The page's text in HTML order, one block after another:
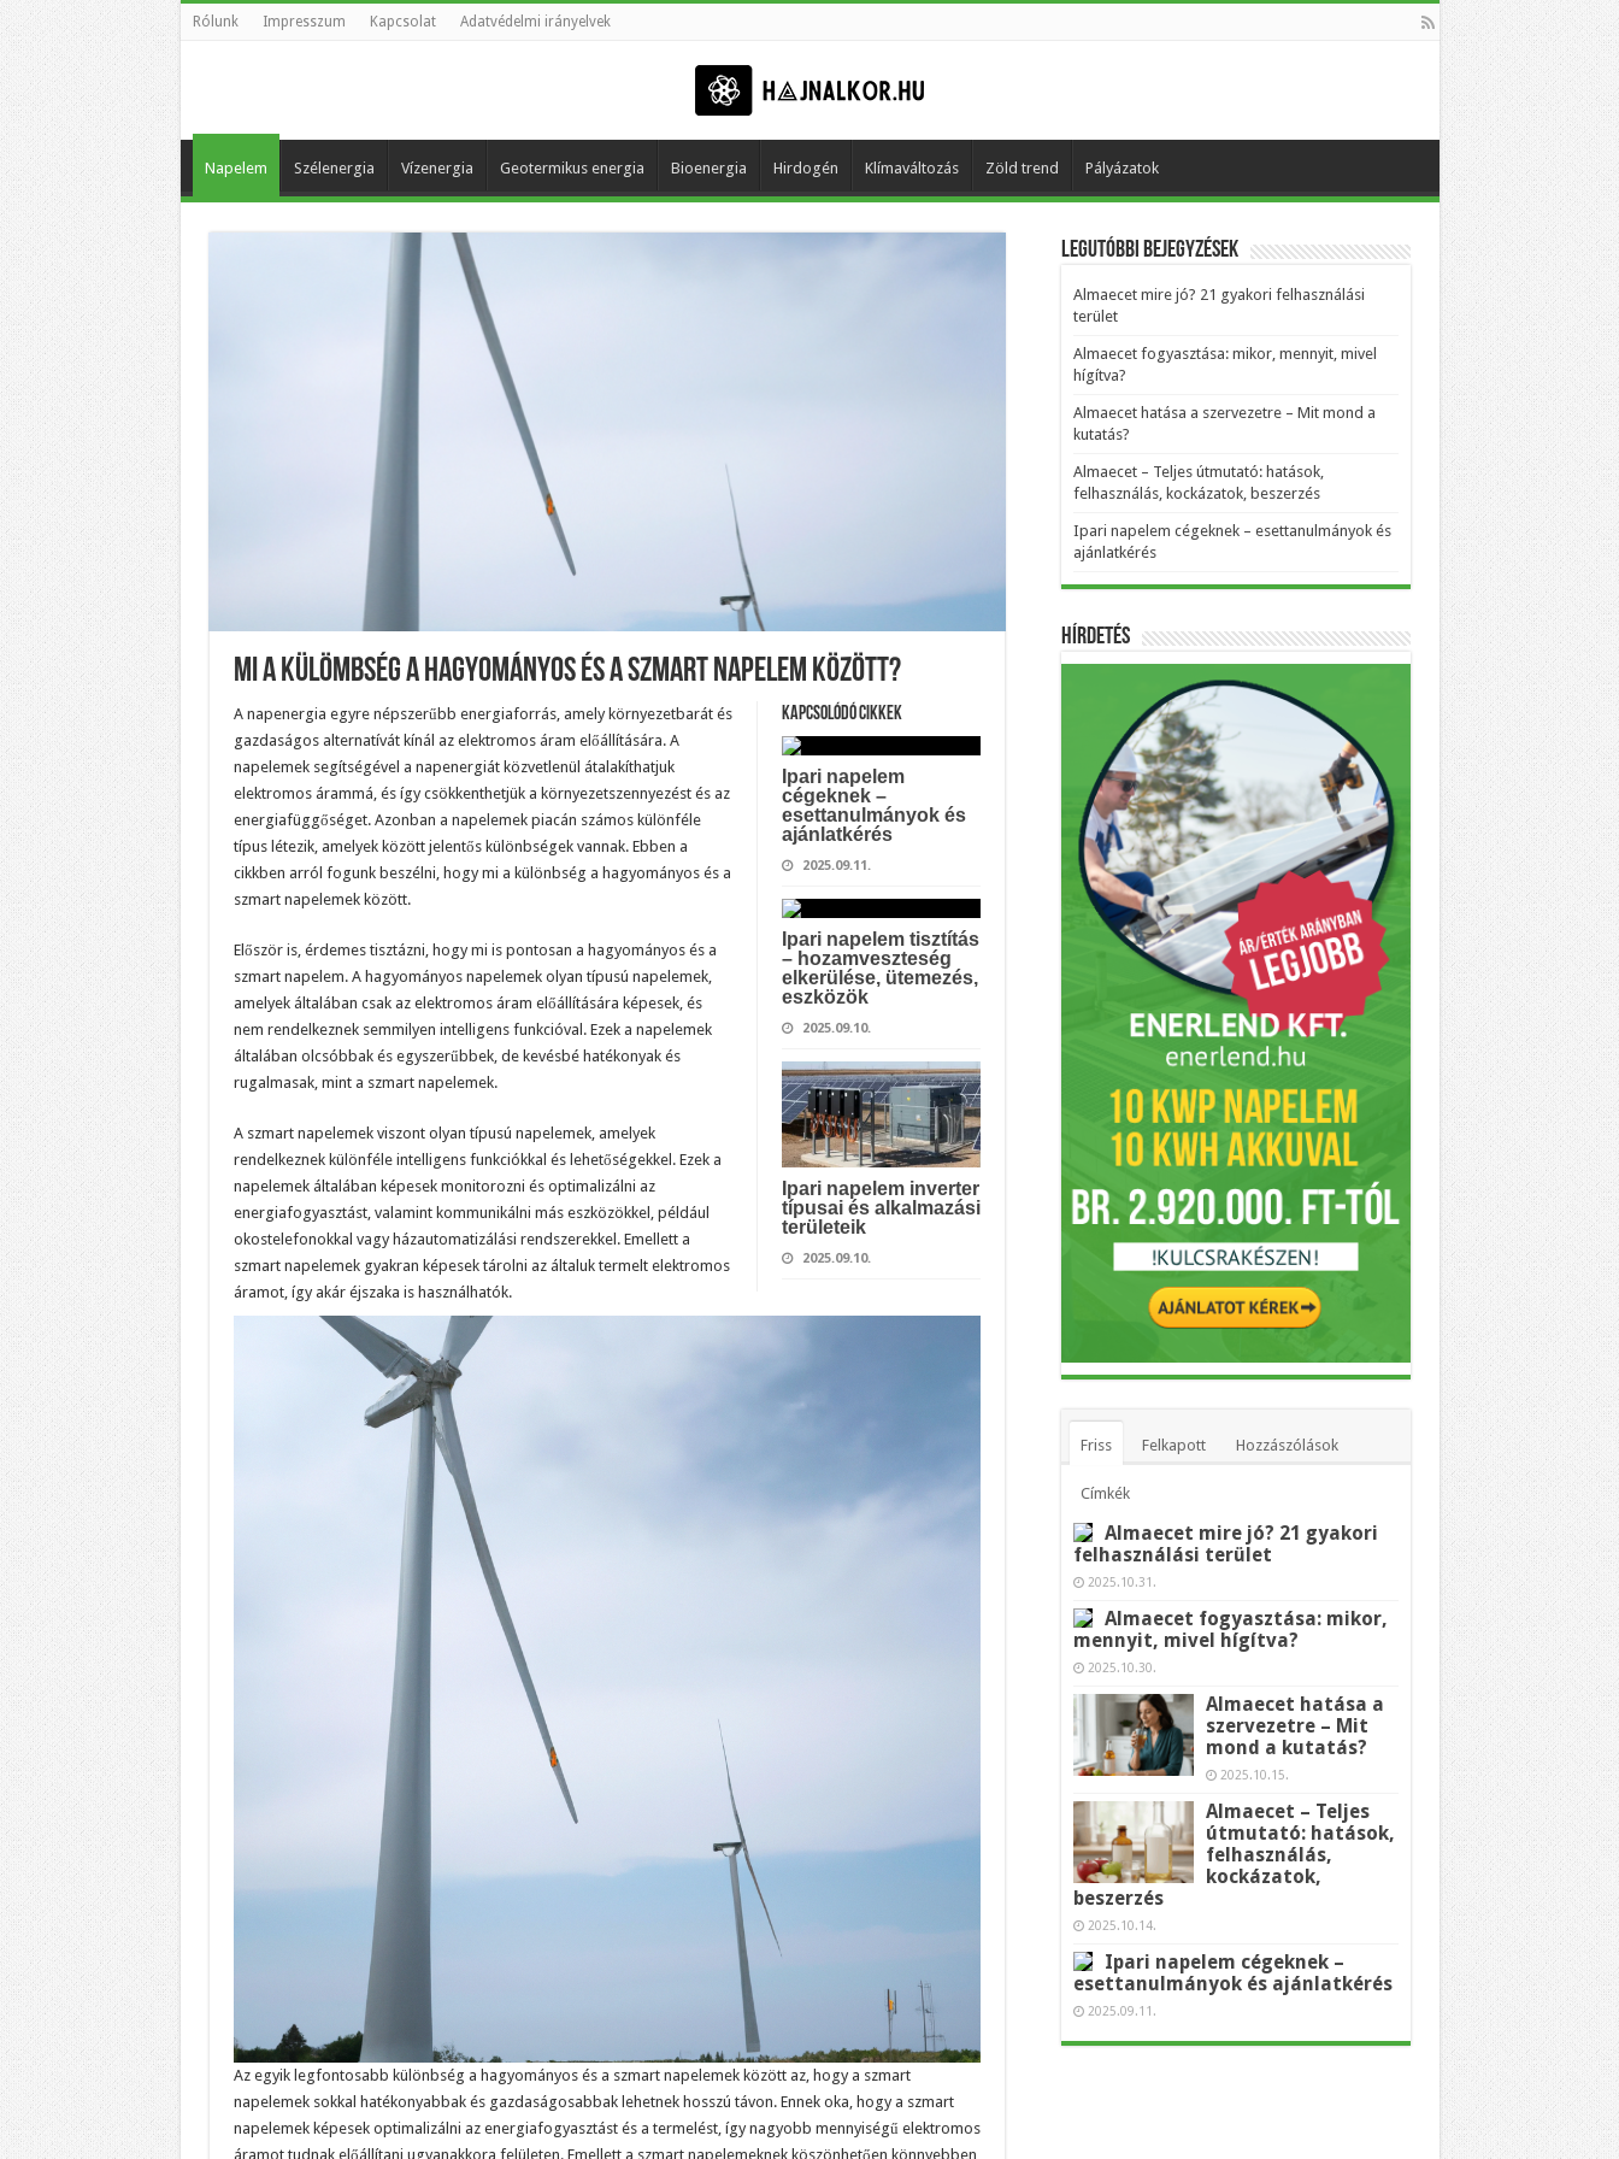
Rólunk Impresszum Kapcsolat Adatvédelmi irányelvek
Napelem Szélenergia Vízenergia Geotermikus energia Bioenergia Hirdogén Klímaváltozás Zöld trend Pályázatok
Mi A Külömbség A Hagyományos És A Szmart Napelem Között?
Kapcsolódó cikkek
Ipari napelem
cégeknek –
esettanulmányok és
ajánlatkérés
2025.09.11.
Ipari napelem tisztítás
– hozamveszteség
elkerülése, ütemezés,
eszközök
2025.09.10.
Ipari napelem inverter
típusai és alkalmazási
területeik
2025.09.10.
A napenergia egyre népszerűbb energiaforrás, amely környezetbarát és
gazdaságos alternatívát kínál az elektromos áram előállítására. A
napelemek segítségével a napenergiát közvetlenül átalakíthatjuk
elektromos árammá, és így csökkenthetjük a környezetszennyezést és az
energiafüggőséget. Azonban a napelemek piacán számos különféle
típus létezik, amelyek között jelentős különbségek vannak. Ebben a
cikkben arról fogunk beszélni, hogy mi a különbség a hagyományos és a
szmart napelemek között.
Először is, érdemes tisztázni, hogy mi is pontosan a hagyományos és a
szmart napelem. A hagyományos napelemek olyan típusú napelemek,
amelyek általában csak az elektromos áram előállítására képesek, és
nem rendelkeznek semmilyen intelligens funkcióval. Ezek a napelemek
általában olcsóbbak és egyszerűbbek, de kevésbé hatékonyak és
rugalmasak, mint a szmart napelemek.
A szmart napelemek viszont olyan típusú napelemek, amelyek
rendelkeznek különféle intelligens funkciókkal és lehetőségekkel. Ezek a
napelemek általában képesek monitorozni és optimalizálni az
energiafogyasztást, valamint kommunikálni más eszközökkel, például
okostelefonokkal vagy házautomatizálási rendszerekkel. Emellett a
szmart napelemek gyakran képesek tárolni az általuk termelt elektromos
áramot, így akár éjszaka is használhatók.
Az egyik legfontosabb különbség a hagyományos és a szmart napelemek között az, hogy a szmart
napelemek sokkal hatékonyabbak és gazdaságosabbak lehetnek hosszú távon. Ennek oka, hogy a szmart
napelemek képesek optimalizálni az energiafogyasztást és a termelést, így nagyobb mennyiségű elektromos
áramot tudnak előállítani ugyanakkora felületen. Emellett a szmart napelemeknek köszönhetően könnyebben
Legutóbbi bejegyzések
Almaecet mire jó? 21 gyakori felhasználási
terület
Almaecet fogyasztása: mikor, mennyit, mivel
hígítva?
Almaecet hatása a szervezetre – Mit mond a
kutatás?
Almaecet – Teljes útmutató: hatások,
felhasználás, kockázatok, beszerzés
Ipari napelem cégeknek – esettanulmányok és
ajánlatkérés
Hírdetés
Friss Felkapott Hozzászólások
Címkék
Almaecet mire jó? 21 gyakori
felhasználási terület
2025.10.31.
Almaecet fogyasztása: mikor,
mennyit, mivel hígítva?
2025.10.30.
Almaecet hatása a
szervezetre – Mit
mond a kutatás?
2025.10.15.
Almaecet – Teljes
útmutató: hatások,
felhasználás,
kockázatok,
beszerzés
2025.10.14.
Ipari napelem cégeknek –
esettanulmányok és ajánlatkérés
2025.09.11.